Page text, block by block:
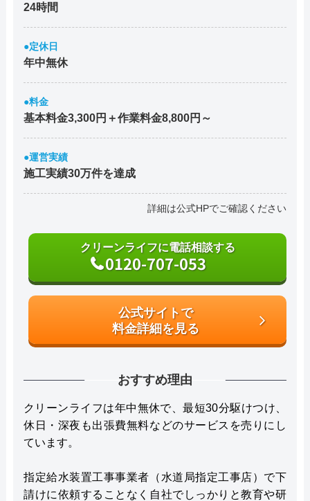
24時間
●定休日
年中無休
●料金
基本料金3,300円＋作業料金8,800円～
●運営実績
施工実績30万件を達成
詳細は公式HPでご確認ください
クリーンライフに電話相談する
0120-707-053
公式サイトで
料金詳細を見る
おすすめ理由
クリーンライフは年中無休で、最短30分駆けつけ、
休日・深夜も出張費無料などのサービスを売りにし
ています。
指定給水装置工事事業者（水道局指定工事店）で下
請けに依頼することなく自社でしっかりと教育や研